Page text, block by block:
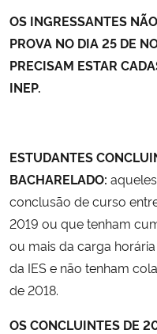
OS INGRESSANTES
PROVA NO DIA 25 DE
PRECISAM ESTAR
INEP.
ESTUDANTES
BACHARELADO:
conclusão de curso
2019 ou que tenham
ou mais da carga
da IES e não tenham
de 2018.
OS CONCLUINTES DE